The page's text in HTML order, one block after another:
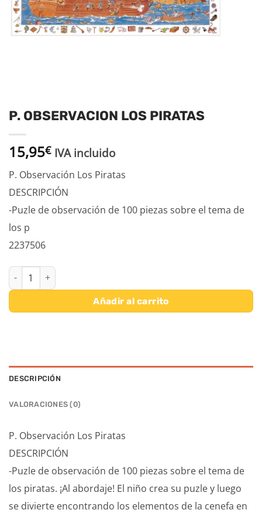
P. OBSERVACION LOS PIRATAS
15,95€ IVA incluido
P. Observación Los Piratas
DESCRIPCIÓN
-Puzle de observación de 100 piezas sobre el tema de
los p
2237506
P. OBSERVACION LOS PIRATAS cantidad
Añadir al carrito
DESCRIPCIÓN
VALORACIONES (0)
P. Observación Los Piratas
DESCRIPCIÓN
-Puzle de observación de 100 piezas sobre el tema de
los piratas. ¡Al abordaje! El niño crea su puzle y luego
se divierte encontrando los elementos de la cenefa en